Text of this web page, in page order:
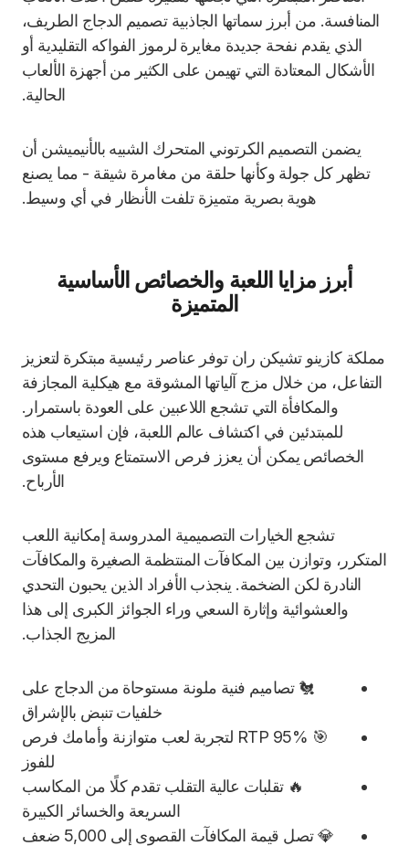
المنافسة. من أبرز سماتها الجاذبية تصميم الدجاج الطريف،
الذي يقدم نفحة جديدة مغايرة لرموز الفواكه التقليدية أو
الأشكال المعتادة التي تهيمن على الكثير من أجهزة الألعاب
الحالية.
يضمن التصميم الكرتوني المتحرك الشبيه بالأنيميشن أن
تظهر كل جولة وكأنها حلقة من مغامرة شيقة - مما يصنع
هوية بصرية متميزة تلفت الأنظار في أي وسيط.
أبرز مزايا اللعبة والخصائص الأساسية
المتميزة
مملكة كازينو تشيكن ران توفر عناصر رئيسية مبتكرة لتعزيز
التفاعل، من خلال مزج آلياتها المشوقة مع هيكلية المجازفة
والمكافأة التي تشجع اللاعبين على العودة باستمرار.
للمبتدئين في اكتشاف عالم اللعبة، فإن استيعاب هذه
الخصائص يمكن أن يعزز فرص الاستمتاع ويرفع مستوى
الأرباح.
تشجع الخيارات التصميمية المدروسة إمكانية اللعب
المتكرر، وتوازن بين المكافآت المنتظمة الصغيرة والمكافآت
النادرة لكن الضخمة. ينجذب الأفراد الذين يحبون التحدي
والعشوائية وإثارة السعي وراء الجوائز الكبرى إلى هذا
المزيج الجذاب.
🐔 تصاميم فنية ملونة مستوحاة من الدجاج على
خلفيات تنبض بالإشراق
🎯 RTP 95% لتجربة لعب متوازنة وأمامك فرص
للفوز
🔥 تقلبات عالية التقلب تقدم كلًا من المكاسب
السريعة والخسائر الكبيرة
💎 تصل قيمة المكافآت القصوى إلى 5,000 ضعف